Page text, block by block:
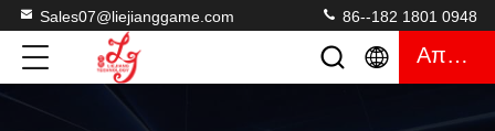
Sales07@liejianggame.com 86--182 1801 0948
Απόσπασμα